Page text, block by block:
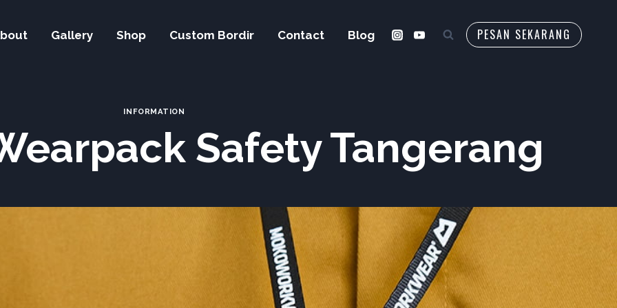
Gallery Shop Custom Bordir Contact Blog PESAN SEKARANG
INFORMATION
Safety Tangerang